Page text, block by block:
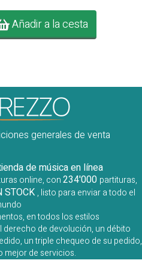
Añadir a la cesta
generales de venta
de música en línea
online, con234'000 partituras,
STOCK , listo para enviar a todo el
en todos los estilos
derecho de devolución, un débito
un triple chequeo de su pedido,
mejor de servicios.